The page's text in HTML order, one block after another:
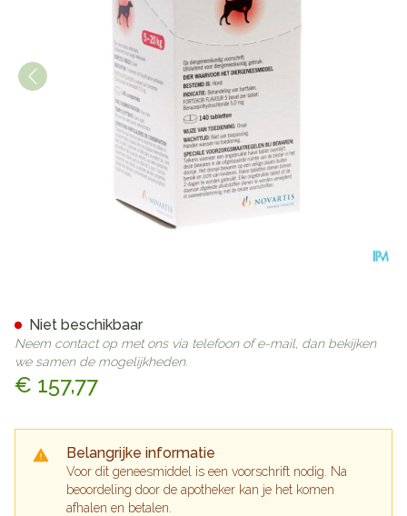
€ 157,77
Belangrijke informatie
Voor dit geneesmiddel is een voorschrift nodig. Na
beoordeling door de apotheker kan je het komen
afhalen en betalen.
Niet beschikbaar
Neem contact op met ons via telefoon of e-mail, dan bekijken
we samen de mogelijkheden.